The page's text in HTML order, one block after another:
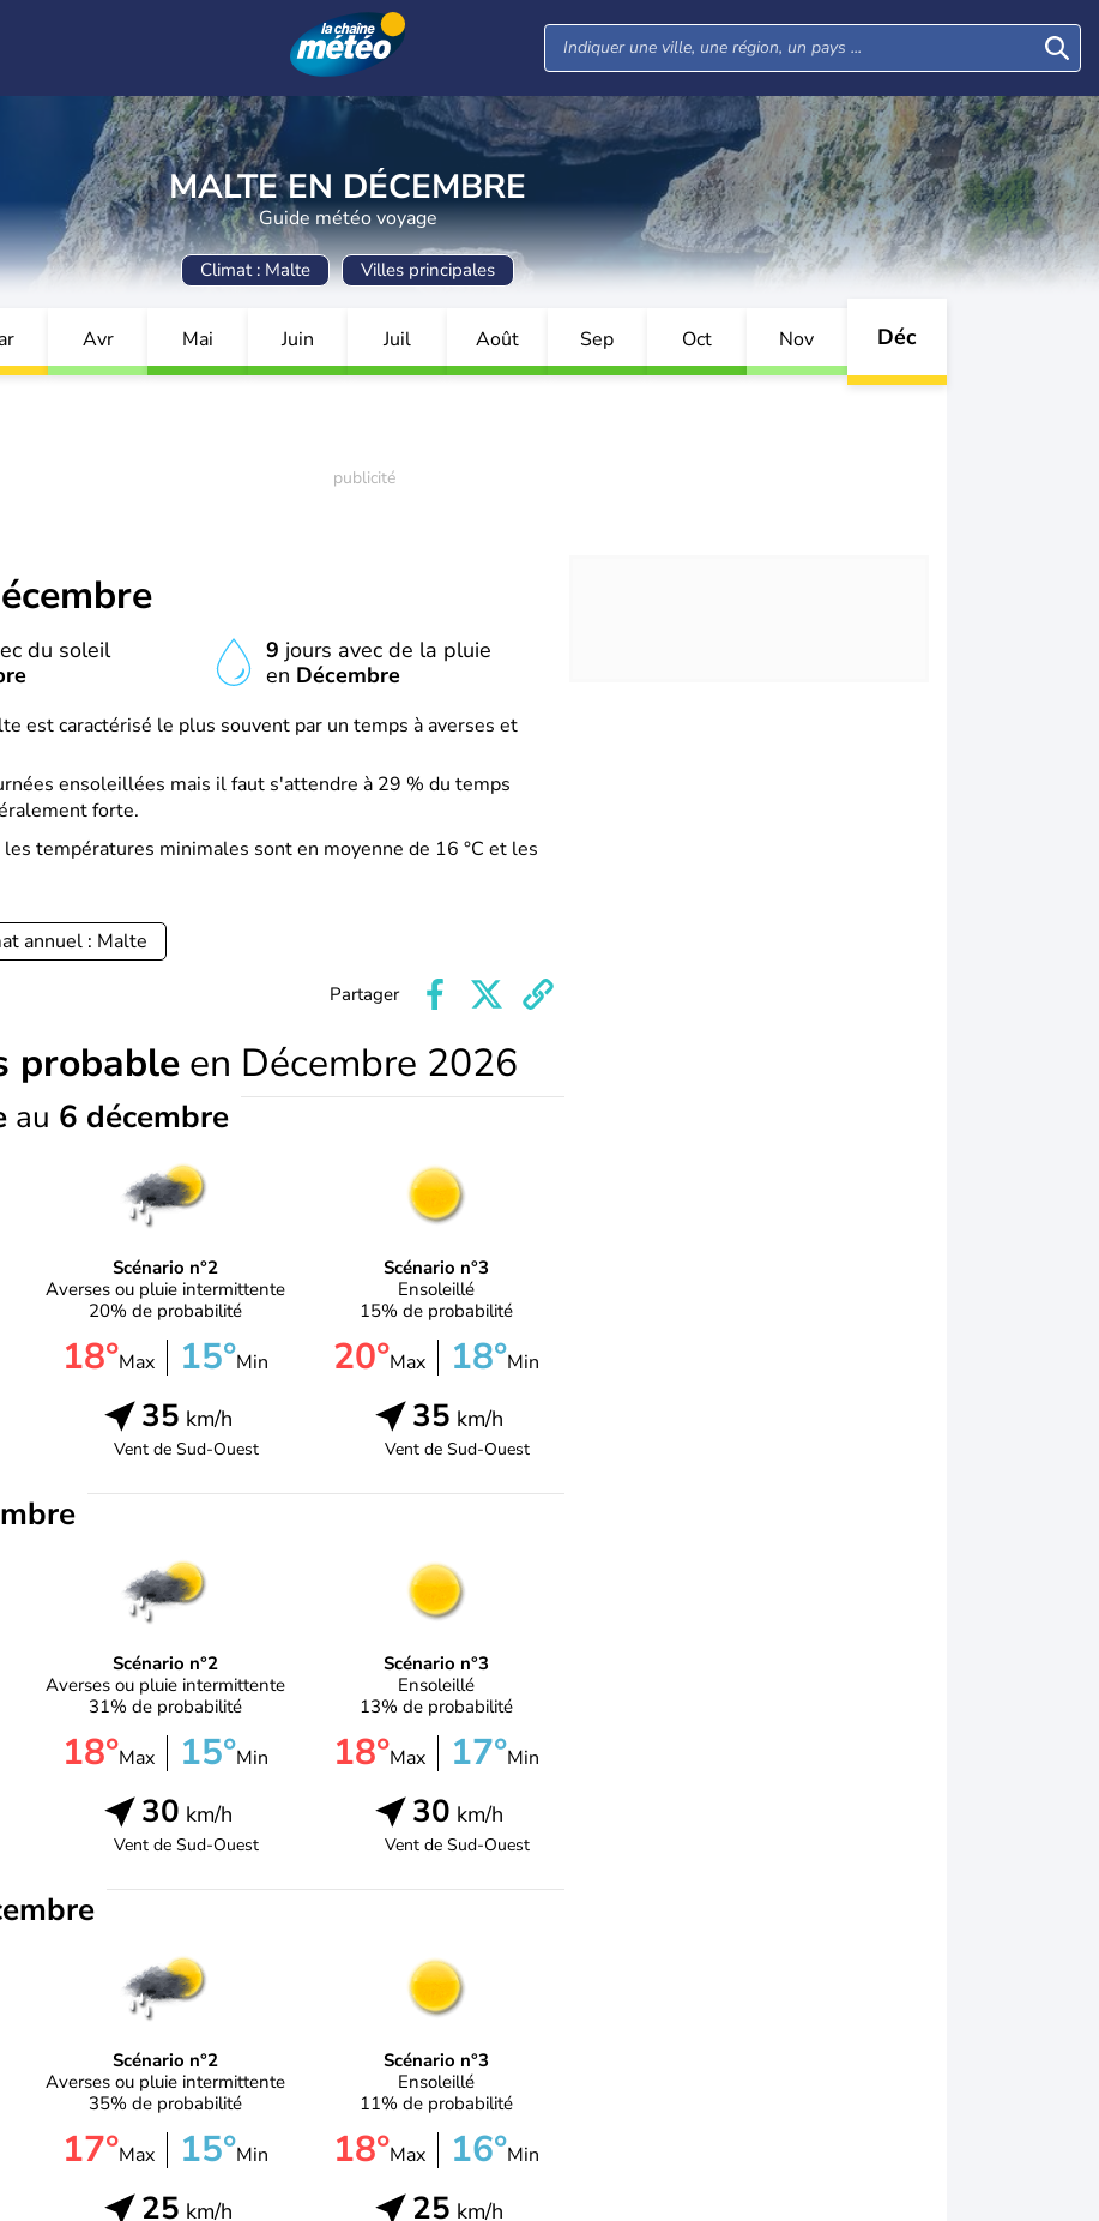
MALTE EN DÉCEMBRE
Guide météo voyage
Climat : Malte Villes principales
Avr Mai Juin Juil Août Sep Oct Nov Déc
du soleil
9 jours avec de la pluie
en Décembre
est caractérisé le plus souvent par un temps à averses et
ensoleillées mais il faut s'attendre à 29 % du temps
forte.
températures minimales sont en moyenne de 16 °C et les
annuel : Malte
Partager
probable en Décembre 2026
au 6 décembre
Scénario n°2
Averses ou pluie intermittente
20% de probabilité
18°Max 15°Min
35 km/h
Vent deSud-Ouest
Scénario n°3
Ensoleillé
15% de probabilité
20°Max 18°Min
35 km/h
Vent deSud-Ouest
Scénario n°2
Averses ou pluie intermittente
31% de probabilité
18°Max 15°Min
30 km/h
Vent deSud-Ouest
Scénario n°3
Ensoleillé
13% de probabilité
18°Max 17°Min
30 km/h
Vent deSud-Ouest
Scénario n°2
Averses ou pluie intermittente
35% de probabilité
17°Max 15°Min
25 km/h
Scénario n°3
Ensoleillé
11% de probabilité
18°Max 16°Min
25 km/h